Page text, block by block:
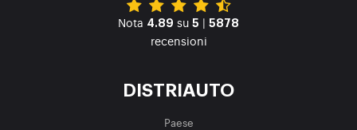
Nota 4.89 su 5 | 5878
recensioni
DISTRIAUTO
Paese